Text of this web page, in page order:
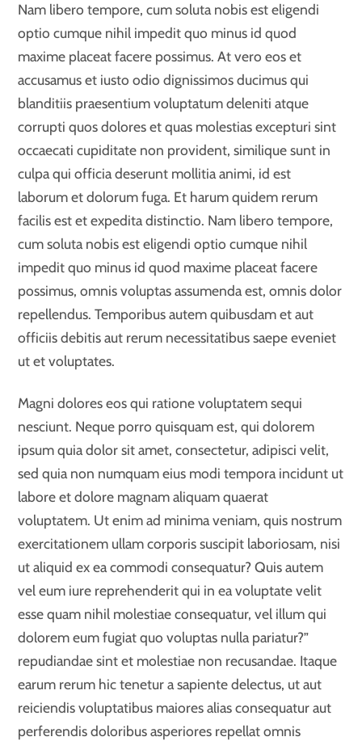
Nam libero tempore, cum soluta nobis est eligendi
optio cumque nihil impedit quo minus id quod
maxime placeat facere possimus. At vero eos et
accusamus et iusto odio dignissimos ducimus qui
blanditiis praesentium voluptatum deleniti atque
corrupti quos dolores et quas molestias excepturi sint
occaecati cupiditate non provident, similique sunt in
culpa qui officia deserunt mollitia animi, id est
laborum et dolorum fuga. Et harum quidem rerum
facilis est et expedita distinctio. Nam libero tempore,
cum soluta nobis est eligendi optio cumque nihil
impedit quo minus id quod maxime placeat facere
possimus, omnis voluptas assumenda est, omnis dolor
repellendus. Temporibus autem quibusdam et aut
officiis debitis aut rerum necessitatibus saepe eveniet
ut et voluptates.
Magni dolores eos qui ratione voluptatem sequi
nesciunt. Neque porro quisquam est, qui dolorem
ipsum quia dolor sit amet, consectetur, adipisci velit,
sed quia non numquam eius modi tempora incidunt ut
labore et dolore magnam aliquam quaerat
voluptatem. Ut enim ad minima veniam, quis nostrum
exercitationem ullam corporis suscipit laboriosam, nisi
ut aliquid ex ea commodi consequatur? Quis autem
vel eum iure reprehenderit qui in ea voluptate velit
esse quam nihil molestiae consequatur, vel illum qui
dolorem eum fugiat quo voluptas nulla pariatur?”
repudiandae sint et molestiae non recusandae. Itaque
earum rerum hic tenetur a sapiente delectus, ut aut
reiciendis voluptatibus maiores alias consequatur aut
perferendis doloribus asperiores repellat omnis